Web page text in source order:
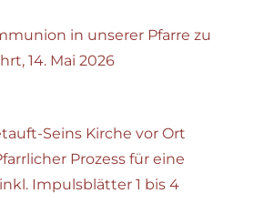
in unserer Pfarre zu
14. Mai 2026
Seins Kirche vor Ort
Prozess für eine
Impulsblätter 1 bis 4